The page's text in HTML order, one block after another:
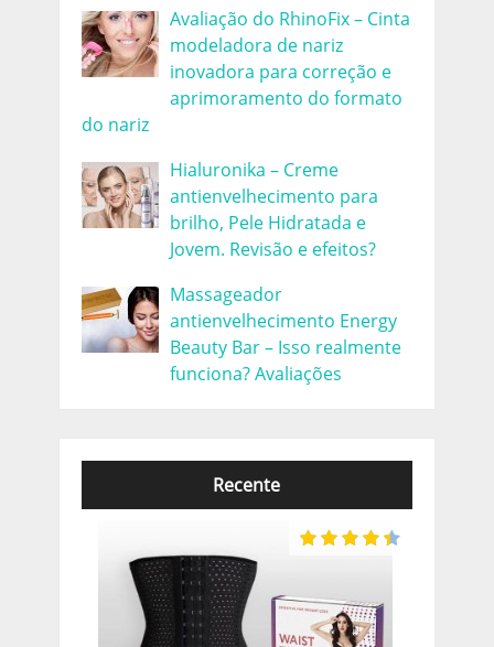
Avaliação do RhinoFix – Cinta
modeladora de nariz
inovadora para correção e
aprimoramento do formato
do nariz
Hialuronika – Creme
antienvelhecimento para
brilho, Pele Hidratada e
Jovem. Revisão e efeitos?
Massageador
antienvelhecimento Energy
Beauty Bar – Isso realmente
funciona? Avaliações
Recente